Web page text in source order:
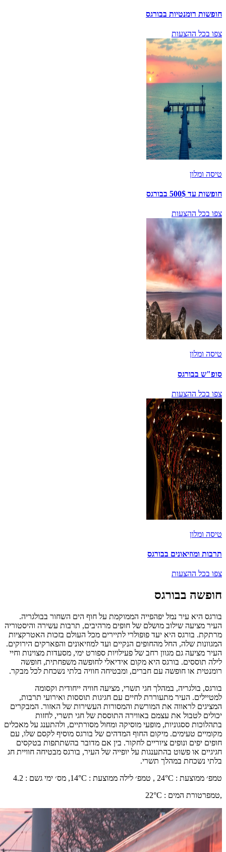
חופשות רומנטיות בבורגס
צפו בכל ההצעות
טיסה ומלון
חופשות עד 500$ בבורגס
צפו בכל ההצעות
טיסה ומלון
סופ"ש בבורגס
צפו בכל ההצעות
טיסה ומלון
תרבות ומוזיאונים בבורגס
צפו בכל ההצעות
חופשה בבורגס
בורגס היא עיר נמל יפהפייה הממוקמת על חוף הים השחור בבולגריה.
העיר מציעה שילוב מושלם של חופים מרהיבים, תרבות עשירה והיסטוריה
מרתקת. בורגס היא יעד פופולרי לתיירים מכל העולם בזכות האטרקציות
המגוונות שלה, החל מהחופים הנקיים ועד למוזיאונים והפארקים הירוקים.
העיר מציעה גם מגוון רחב של פעילויות ספורט ימי, מסעדות מצוינות וחיי
לילה תוססים. בורגס היא מקום אידיאלי לחופשה משפחתית, חופשה
רומנטית או חופשה עם חברים, ומבטיחה חוויה בלתי נשכחת לכל מבקר.
בורגס, בולגריה, במהלך חגי תשרי, מציעה חוויה ייחודית וקסומה
למטיילים. העיר מתעוררת לחיים עם חגיגות תוססות ואירועי תרבות,
המציגים לראווה את המורשת והמסורות העשירות של האזור. המבקרים
יכולים לטבול את עצמם באווירה התוססת של חגי תשרי, לחזות
בתהלוכות ססגוניות, מופעי מוסיקה ומחול מסורתיים, ולהתענג על מאכלים
מקומיים טעימים. מיקום החוף המדהים של בורגס מוסיף לקסם שלו, עם
חופים יפים ונופים ציוריים לחקור. בין אם מדובר בהשתתפות בטקסים
חגיגיים או פשוט בהתענגות על יופייה של העיר, בורגס מבטיחה חוויית חג
בלתי נשכחת במהלך תשרי.
טמפ׳ ממוצעת :
24°C , טמפ׳ לילה ממוצעת :
14°C, מס׳ ימי גשם :
4.2
,טמפרטורת המים :
22°C